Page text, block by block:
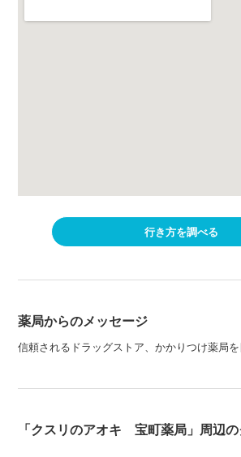
行き方を調べる
薬局からのメッセージ
信頼されるドラッグストア、かかりつけ薬局
「クスリのアオキ 宝町薬局」周辺